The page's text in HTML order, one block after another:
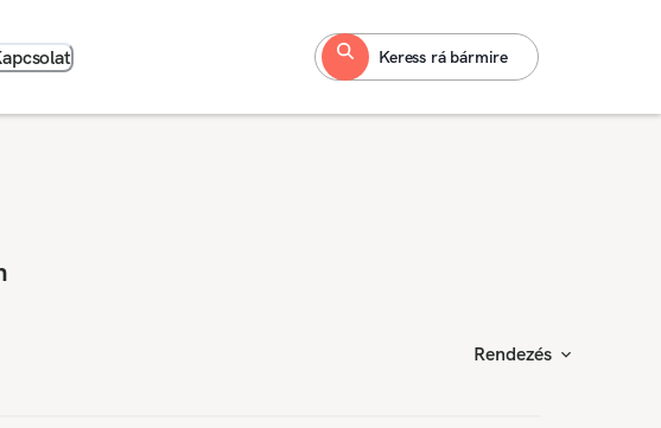
Keress rá bármire
Rendezés